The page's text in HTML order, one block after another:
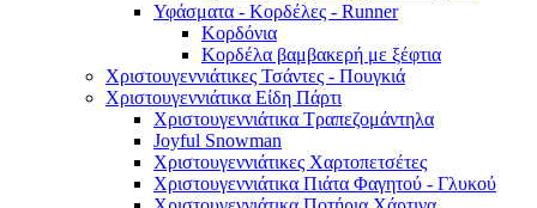
Υφάσματα - Κορδέλες - Runner
Κορδόνια
Κορδέλα βαμβακερή με ξέφτια
Χριστουγεννιάτικες Τσάντες - Πουγκιά
Χριστουγεννιάτικα Είδη Πάρτι
Χριστουγεννιάτικα Τραπεζομάντηλα
Joyful Snowman
Χριστουγεννιάτικες Χαρτοπετσέτες
Χριστουγεννιάτικα Πιάτα Φαγητού - Γλυκού